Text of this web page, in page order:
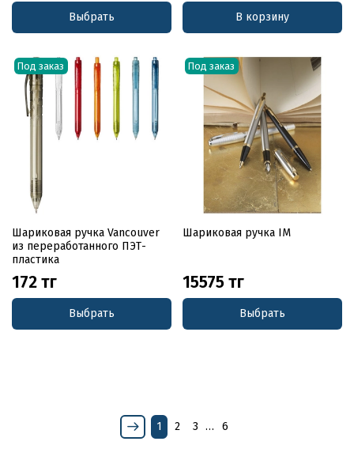
Выбрать В корзину
Под заказ
Шариковая ручка Vancouver
из переработанного ПЭТ-
пластика
172 тг
Выбрать
Под заказ
Шариковая ручка IM
15575 тг
Выбрать
1 2 3 … 6